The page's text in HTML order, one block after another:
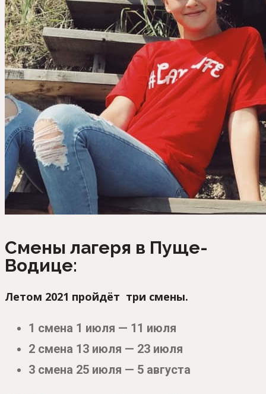
Смены лагеря в Пуще-
Водице:
Летом 2021 пройдёт три смены.
1 смена 1 июля — 11 июля
2 смена 13 июля — 23 июля
3 смена 25 июля — 5 августа